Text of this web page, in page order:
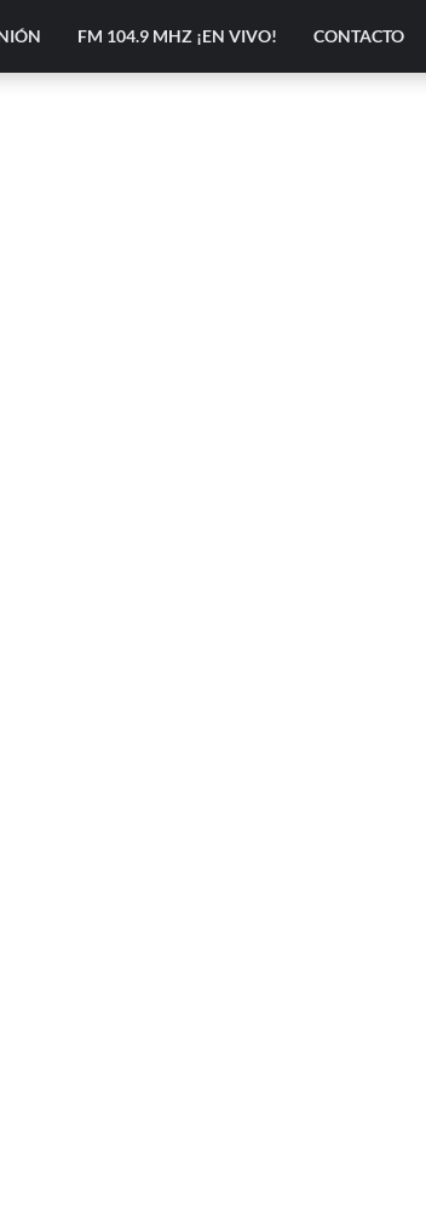
FM 104.9 MHZ ¡EN VIVO! CONTACTO